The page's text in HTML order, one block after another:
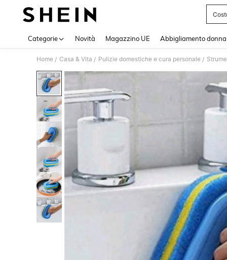
Categorie Novità Magazzino UE Abbigliamento donna
Home / Casa & Vita / Pulizie domestiche e cura personale /